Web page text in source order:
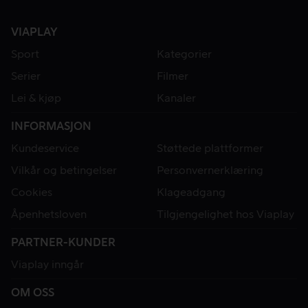
VIAPLAY
Sport
Kategorier
Serier
Filmer
Lei & kjøp
Kanaler
INFORMASJON
Kundeservice
Støttede plattformer
Vilkår og betingelser
Personvernerklæring
Cookies
Klageadgang
Åpenhetsloven
Tilgjengelighet hos Viaplay
PARTNER-KUNDER
Viaplay inngår
OM OSS